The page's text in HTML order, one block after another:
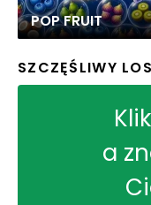
POP FRUIT
SZCZĘŚLIWY LOS
a